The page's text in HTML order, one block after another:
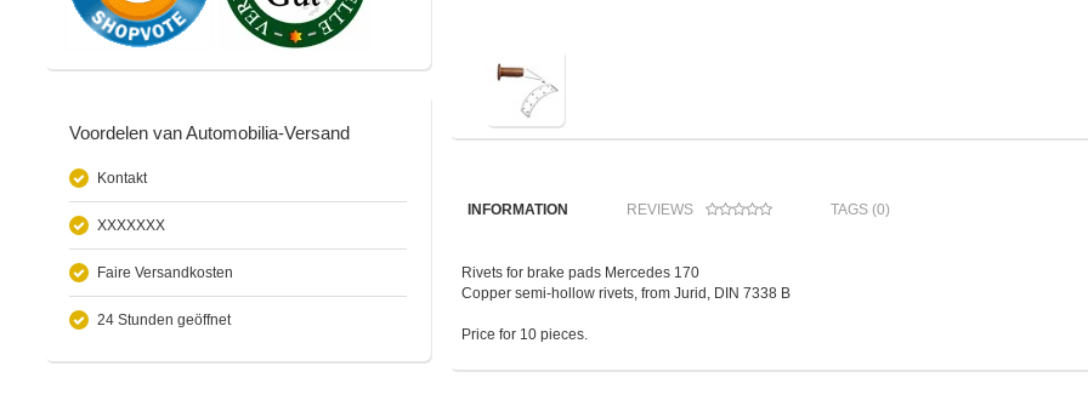
Voordelen van Automobilia-Versand
Kontakt
XXXXXXX
Faire Versandkosten
24 Stunden geöffnet
INFORMATION REVIEWS TAGS (0)
Rivets for brake pads Mercedes 170
Copper semi-hollow rivets, from Jurid, DIN 7338 B
Price for 10 pieces.